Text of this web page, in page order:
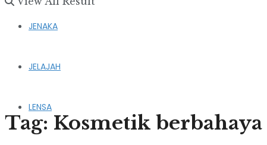
JENAKA
JELAJAH
LENSA
Tag: Kosmetik berbahaya